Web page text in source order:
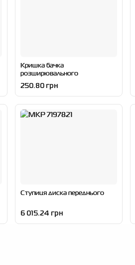
Кришка бачка
розширювального
250.80 грн
Ступиця диска переднього
6 015.24 грн